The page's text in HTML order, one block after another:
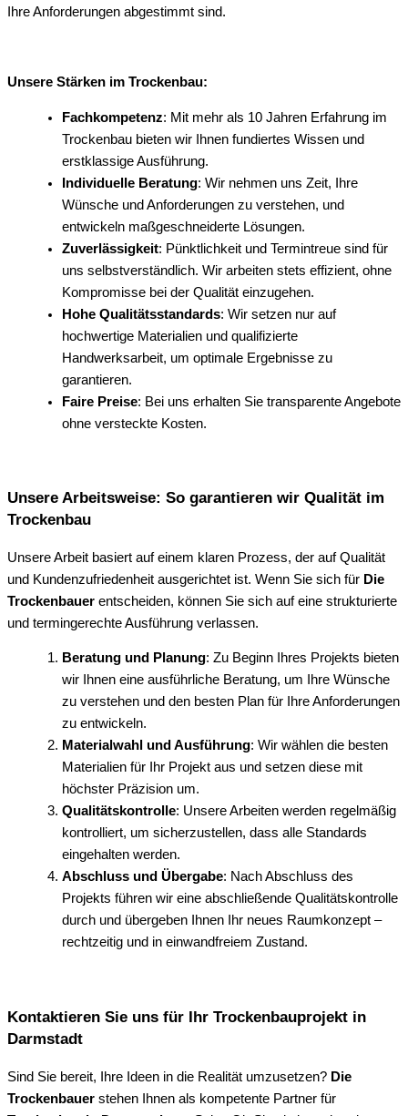
Ihre Anforderungen abgestimmt sind.
Unsere Stärken im Trockenbau:
Fachkompetenz: Mit mehr als 10 Jahren Erfahrung im
Trockenbau bieten wir Ihnen fundiertes Wissen und
erstklassige Ausführung.
Individuelle Beratung: Wir nehmen uns Zeit, Ihre
Wünsche und Anforderungen zu verstehen, und
entwickeln maßgeschneiderte Lösungen.
Zuverlässigkeit: Pünktlichkeit und Termintreue sind für
uns selbstverständlich. Wir arbeiten stets effizient, ohne
Kompromisse bei der Qualität einzugehen.
Hohe Qualitätsstandards: Wir setzen nur auf
hochwertige Materialien und qualifizierte
Handwerksarbeit, um optimale Ergebnisse zu
garantieren.
Faire Preise: Bei uns erhalten Sie transparente Angebote
ohne versteckte Kosten.
Unsere Arbeitsweise: So garantieren wir Qualität im
Trockenbau
Unsere Arbeit basiert auf einem klaren Prozess, der auf Qualität
und Kundenzufriedenheit ausgerichtet ist. Wenn Sie sich für Die
Trockenbauer entscheiden, können Sie sich auf eine strukturierte
und termingerechte Ausführung verlassen.
Beratung und Planung: Zu Beginn Ihres Projekts bieten
wir Ihnen eine ausführliche Beratung, um Ihre Wünsche
zu verstehen und den besten Plan für Ihre Anforderungen
zu entwickeln.
Materialwahl und Ausführung: Wir wählen die besten
Materialien für Ihr Projekt aus und setzen diese mit
höchster Präzision um.
Qualitätskontrolle: Unsere Arbeiten werden regelmäßig
kontrolliert, um sicherzustellen, dass alle Standards
eingehalten werden.
Abschluss und Übergabe: Nach Abschluss des
Projekts führen wir eine abschließende Qualitätskontrolle
durch und übergeben Ihnen Ihr neues Raumkonzept –
rechtzeitig und in einwandfreiem Zustand.
Kontaktieren Sie uns für Ihr Trockenbauprojekt in
Darmstadt
Sind Sie bereit, Ihre Ideen in die Realität umzusetzen? Die
Trockenbauer stehen Ihnen als kompetente Partner für